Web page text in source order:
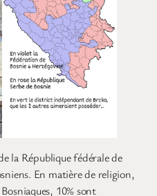
la République fédérale de
En matière de religion,
10% sont